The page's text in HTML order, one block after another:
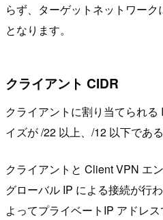
らず、ターゲットネットワー
となります。
クライアント CIDR
クライアントに割り当てられ
イズが /22 以上、/12 以下であ
クライアントと Client VPN エ
グローバル IP による接続が行
よってプライベートIP アドレ